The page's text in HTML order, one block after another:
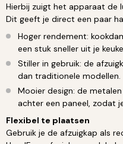
Hierbij zuigt het apparaat de
Dit geeft je direct een paar
Hoger rendement:
een stuk sneller uit je
Stiller in gebruik: de
dan traditionele modellen.
Mooier design: de
achter een paneel, zodat
Flexibel te plaatsen
Gebruik je de afzuigkap als